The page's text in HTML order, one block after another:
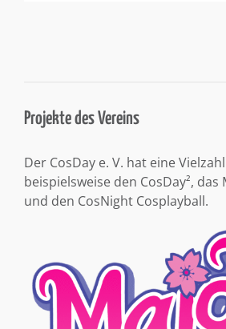
Projekte des Vereins
Der CosDay e. V. hat eine
beispielsweise den CosDay²,
und den CosNight Cosplayball.
Aktuelle Beiträge